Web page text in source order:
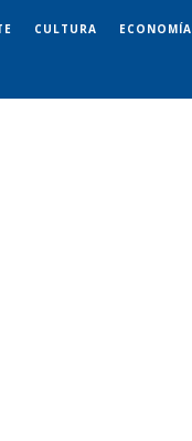
CULTURA ECONOMÍA